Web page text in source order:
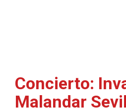
Concierto:
Malandar